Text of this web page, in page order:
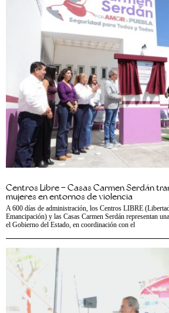
Centros Libre – Casas Carmen Serdán
mujeres en entornos de violencia
A 600 días de administración, los Centros LIBRE
Emancipación) y las Casas Carmen Serdán representan
el Gobierno del Estado, en coordinación con el